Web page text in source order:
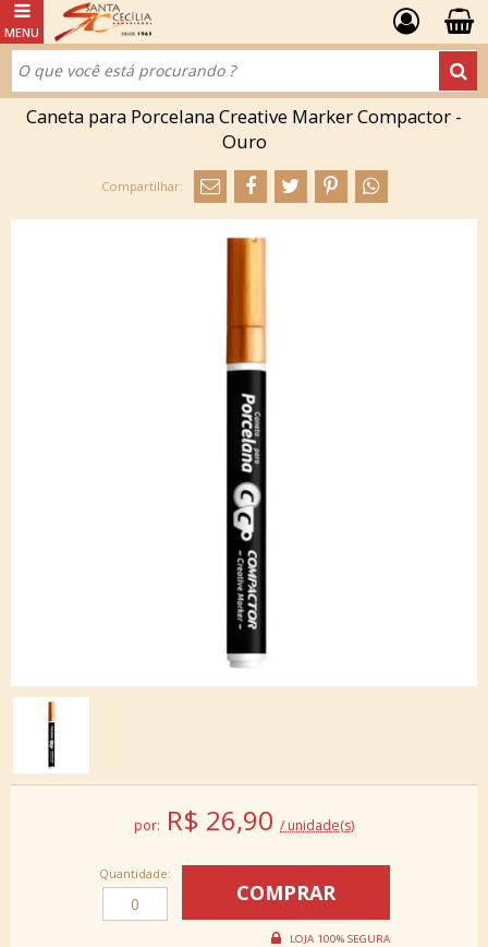
Caneta para Porcelana Creative Marker Compactor -
Ouro
por: R$ 26,90 / unidade(s)
Quantidade: